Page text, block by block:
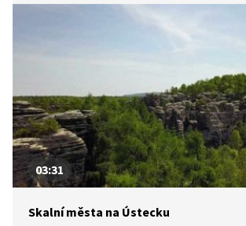
03:31
Skalní města na Ústecku